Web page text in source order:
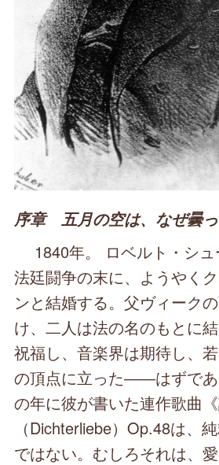
序章 五月の空は、なぜ曇
1840年。 ロベルト・シュ
法廷闘争の末に、ようやく
ンと結婚する。父ヴィーク
け、二人は法の名のもとに
祝福し、音楽界は期待し、
の頂点に立った――はずで
の年に彼が書いた連作歌曲《
（Dichterliebe）Op.48は、
ではない。むしろそれは、